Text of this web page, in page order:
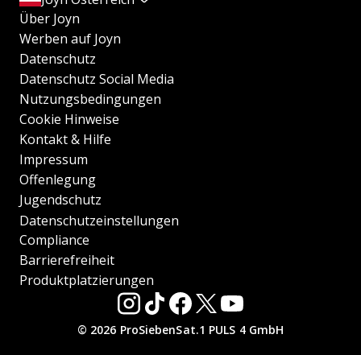
Über Joyn
Werben auf Joyn
Datenschutz
Datenschutz Social Media
Nutzungsbedingungen
Cookie Hinweise
Kontakt & Hilfe
Impressum
Offenlegung
Jugendschutz
Datenschutzeinstellungen
Compliance
Barrierefreiheit
Produktplatzierungen
© 2026 ProSiebenSat.1 PULS 4 GmbH